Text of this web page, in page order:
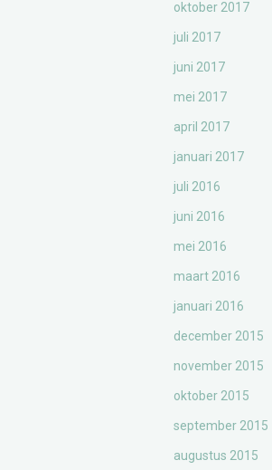
oktober 2017
juli 2017
juni 2017
mei 2017
april 2017
januari 2017
juli 2016
juni 2016
mei 2016
maart 2016
januari 2016
december 2015
november 2015
oktober 2015
september 2015
augustus 2015